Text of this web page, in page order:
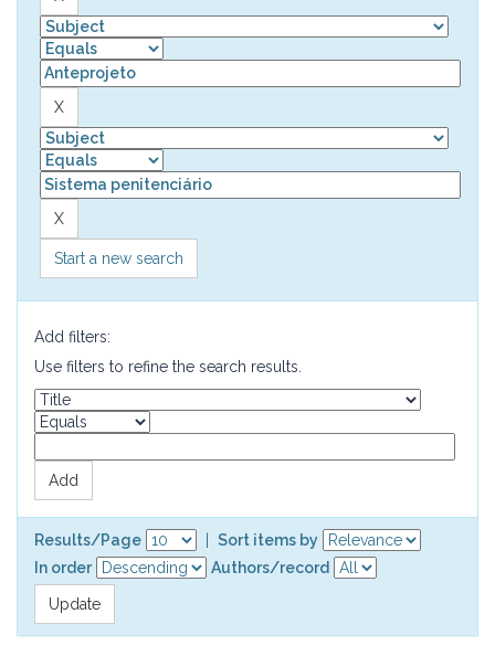
Start a new search
Add filters:
Use filters to refine the search results.
Results/Page
Sort items by
In order
Authors/record